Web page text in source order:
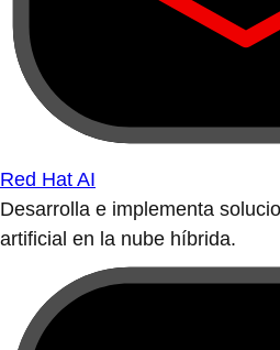
Red Hat AI
Desarrolla e implementa
artificial en la nube híbrida.